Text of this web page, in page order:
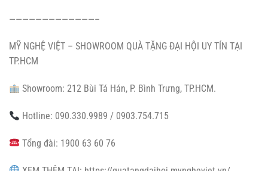
—————————————–
MỸ NGHỆ VIỆT – SHOWROOM QUÀ TẶNG ĐẠI HỘI UY TÍN TẠI
TP.HCM
Showroom: 212 Bùi Tá Hán, P. Bình Trưng, TP.HCM.
Hotline: 090.330.9989 / 0903.754.715
Tổng đài: 1900 63 60 76